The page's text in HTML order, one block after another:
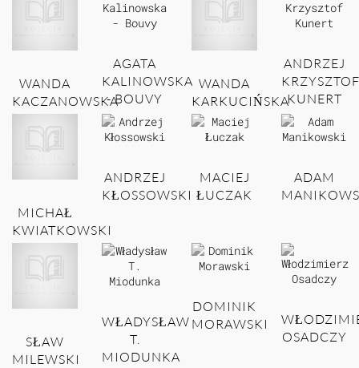
WANDA
KACZANOWSKA
AGATA
KALINOWSKA
- BOUVY
WANDA
KARKUCIŃSKA
ANDRZEJ
KRZYSZTOF
KUNERT
MICHAŁ
KWIATKOWSKI
ANDRZEJ
KŁOSSOWSKI
MACIEJ
ŁUCZAK
ADAM
SŁAW
MILEWSKI
WŁADYSŁAW
T.
MIODUNKA
DOMINIK
MORAWSKI
OSADCZY